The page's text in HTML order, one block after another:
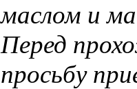
маслом и
Перед
просьбу